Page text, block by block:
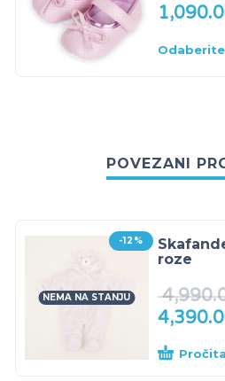
POVEZANI
-12%
NEMA NA STANJU
roze